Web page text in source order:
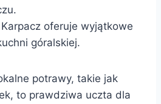
oferuje wyjątkowe
góralskiej.
potrawy, takie jak
to prawdziwa uczta dla